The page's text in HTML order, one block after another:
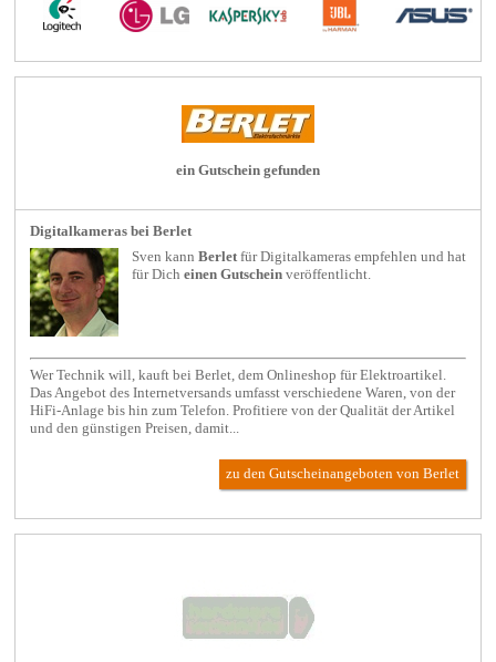
ein Gutschein gefunden
Digitalkameras bei Berlet
Sven kannBerlet fürDigitalkameras empfehlen und hat
für Dicheinen Gutschein veröffentlicht.
Wer Technik will, kauft bei Berlet, dem Onlineshop für Elektroartikel.
Das Angebot des Internetversands umfasst verschiedene Waren, von der
HiFi-Anlage bis hin zum Telefon. Profitiere von der Qualität der Artikel
und den günstigen Preisen, damit...
zu den Gutscheinangeboten von Berlet